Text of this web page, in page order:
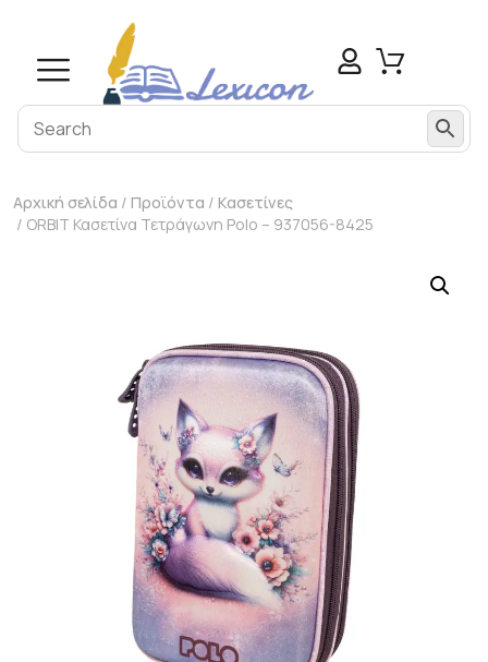
Αρχική σελίδα / Προϊόντα / Κασετίνες
/ ORBIT Κασετίνα Τετράγωνη Polo – 937056-8425